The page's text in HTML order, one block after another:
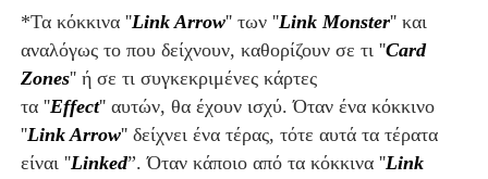
*Τα κόκκινα ''Link Arrow'' των ''Link Monster''και
αναλόγως το που δείχνουν, καθορίζουν σε τι ''Card
Zones'' ή σε τι συγκεκριμένες κάρτες
τα''Effect'' αυτών, θα έχουν ισχύ.Όταν ένα κόκκινο
''Link Arrow'' δείχνει ένα τέρας, τότε αυτά τα τέρατα
είναι ''Linked”. Ότανκάποιο από τα κόκκινα ''Link